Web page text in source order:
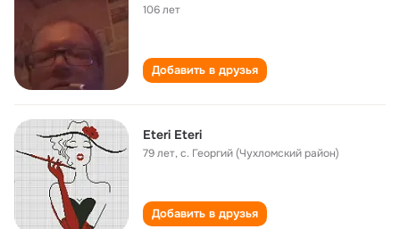
106 лет
Добавить в друзья
Eteri Eteri
79 лет,с. Георгий (Чухломский район)
Добавить в друзья